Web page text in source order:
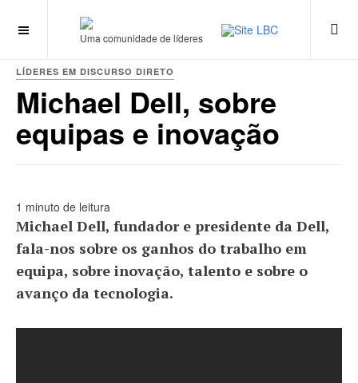
Uma comunidade de líderes
LÍDERES EM DISCURSO DIRETO
Michael Dell, sobre
equipas e inovação
1 minuto de leitura
Michael Dell, fundador e presidente da Dell,
fala-nos sobre os ganhos do trabalho em
equipa, sobre inovação, talento e sobre o
avanço da tecnologia.